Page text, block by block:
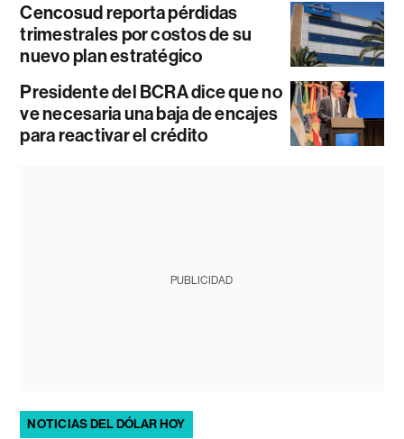
Cencosud reporta pérdidas
trimestrales por costos de su
nuevo plan estratégico
Presidente del BCRA dice que no
ve necesaria una baja de encajes
para reactivar el crédito
PUBLICIDAD
NOTICIAS DEL DÓLAR HOY